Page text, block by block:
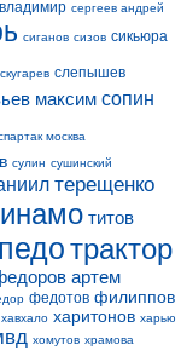
сергеев андрей
сиганов сизов сикьюра
скугарев слепышев
максим сопин
москва
сулин сушинский
терещенко
титов
трактор
артем
федотов филиппов
хавхало харитонов харью
хомутов храмова